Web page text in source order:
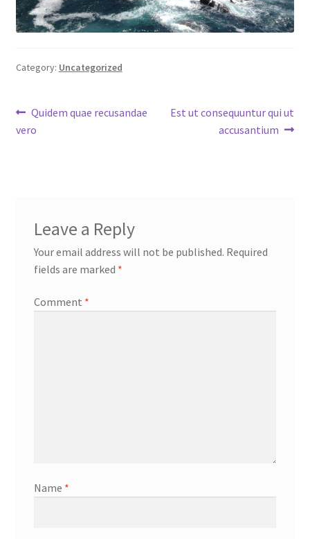
Category: Uncategorized
Post
navigation
Previous
post:
Quidem quae recusandae
vero
Next
Est ut consequuntur qui ut
accusantium
Leave a Reply
Your email address will not be published. Required
fields are marked *
Comment *
Name *